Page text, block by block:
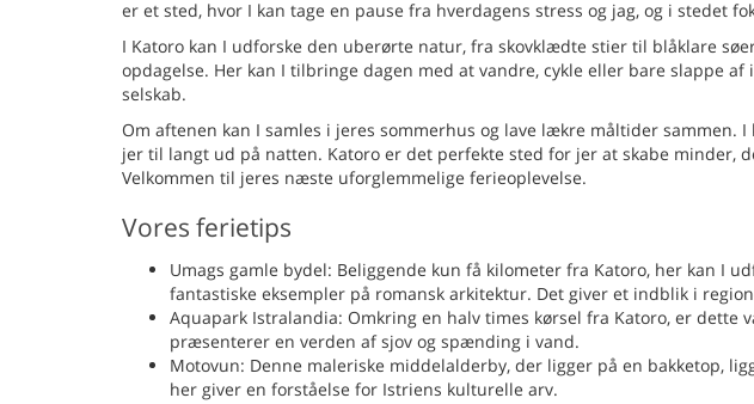
er et sted, hvor I kan tage en pause fra hverdagens stress og jag, og i stedet
I Katoro kan I udforske den uberørte natur, fra skovklædte stier til blåklare
opdagelse. Her kan I tilbringe dagen med at vandre, cykle eller bare slappe
selskab.
Om aftenen kan I samles i jeres sommerhus og lave lækre måltider
jer til langt ud på natten. Katoro er det perfekte sted for jer at skabe minder,
Velkommen til jeres næste uforglemmelige ferieoplevelse.
Vores ferietips
Umags gamle bydel: Beliggende kun få kilometer fra Katoro, her kan I
fantastiske eksempler på romansk arkitektur. Det giver et indblik i
Aquapark Istralandia: Omkring en halv times kørsel fra Katoro, er dette
præsenterer en verden af sjov og spænding i vand.
Motovun: Denne maleriske middelalderby, der ligger på en bakketop,
her giver en forståelse for Istriens kulturelle arv.